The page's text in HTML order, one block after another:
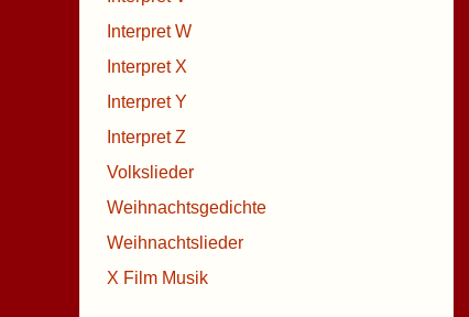
Interpret W
Interpret X
Interpret Y
Interpret Z
Volkslieder
Weihnachtsgedichte
Weihnachtslieder
X Film Musik